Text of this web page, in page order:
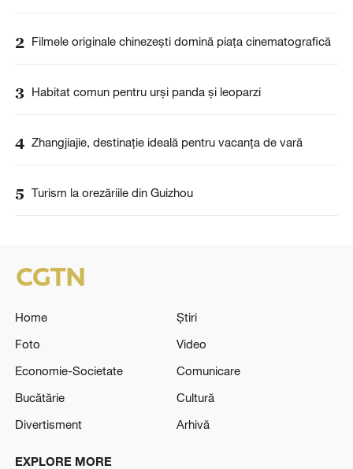
2 Filmele originale chinezești domină piața cinematografică
3 Habitat comun pentru urși panda și leoparzi
4 Zhangjiajie, destinație ideală pentru vacanța de vară
5 Turism la orezăriile din Guizhou
Home
Știri
Foto
Video
Economie-Societate
Comunicare
Bucătărie
Cultură
Divertisment
Arhivă
EXPLORE MORE